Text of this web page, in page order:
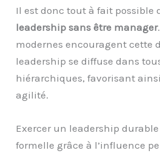
Il est donc tout à fait possible
leadership sans être manager
modernes encouragent cette
leadership se diffuse dans
hiérarchiques, favorisant
agilité.
Exercer un leadership
formelle grâce à l’influence